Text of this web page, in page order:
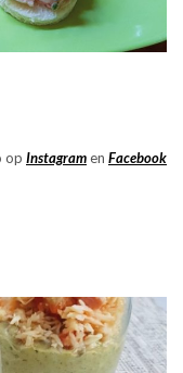
op Instagramen Facebook